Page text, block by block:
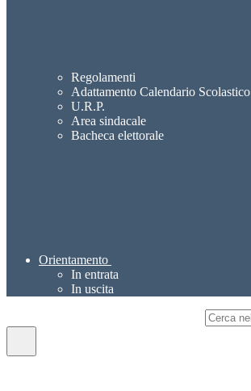
Regolamenti
Adattamento Calendario Scolastico
U.R.P.
Area sindacale
Bacheca elettorale
Orientamento
In entrata
In uscita